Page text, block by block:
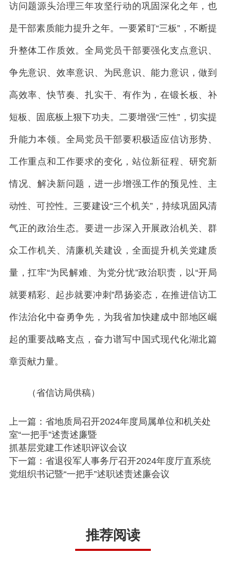
访问题源头治理三年攻坚行动的巩固深化之年，也
是干部素质能力提升之年。一要紧盯“三板”，不断提
升整体工作质效。全局党员干部要强化支点意识、
争先意识、效率意识、为民意识、能力意识，做到
高效率、快节奏、扎实干、有作为，在锻长板、补
短板、固底板上狠下功夫。二要增强“三性”，切实提
升能力本领。全局党员干部要积极适应信访形势、
工作重点和工作要求的变化，站位新征程、研究新
情况、解决新问题，进一步增强工作的预见性、主
动性、可控性。三要建设“三个机关”，持续巩固风清
气正的政治生态。要进一步深入开展政治机关、群
众工作机关、清廉机关建设，全面提升机关党建质
量，扛牢“为民解难、为党分忧”政治职责，以“开局
就要精彩、起步就要冲刺”昂扬姿态，在推进信访工
作法治化中奋勇争先，为我省加快建成中部地区崛
起的重要战略支点，奋力谱写中国式现代化湖北篇
章贡献力量。
（省信访局供稿）
上一篇：省地质局召开2024年度局属单位和机关处
室“一把手”述责述廉暨
抓基层党建工作述职评议会议
下一篇：省退役军人事务厅召开2024年度厅直系统
党组织书记暨“一把手”述职述责述廉会议
推荐阅读